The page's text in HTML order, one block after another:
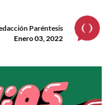
Paréntesis
Enero 03, 2022